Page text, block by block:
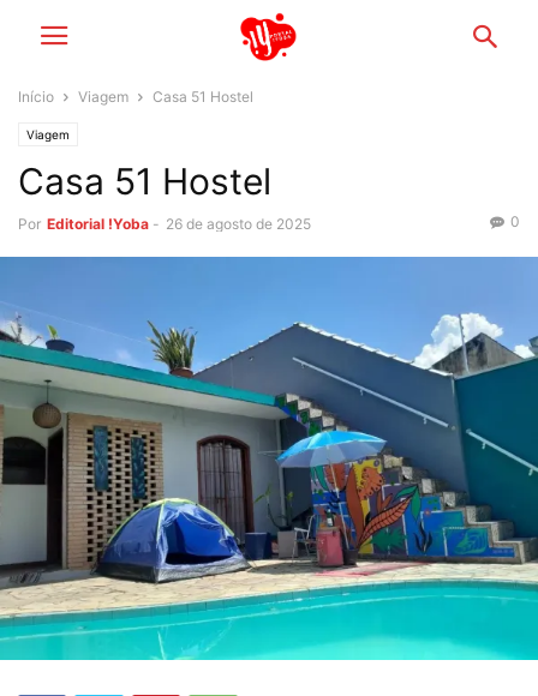
Início Viagem Casa 51 Hostel
Viagem
Casa 51 Hostel
Por Editorial !Yoba - 26 de agosto de 2025 0